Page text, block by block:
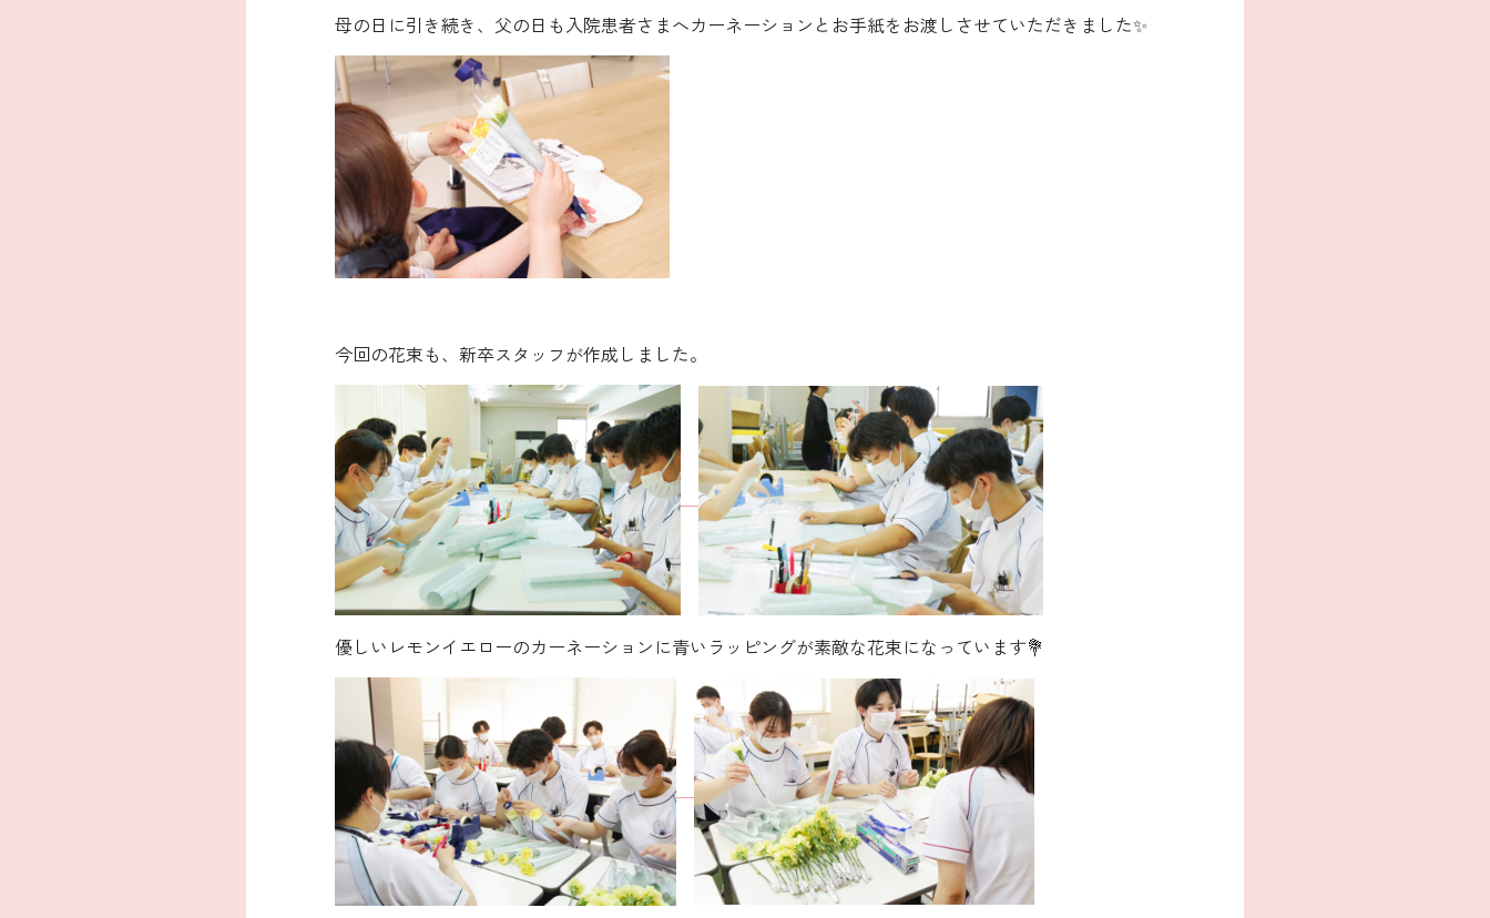
母の日に引き続き、父の日も入院患者さまへカーネーションとお手紙をお渡しさせていただきました✨
今回の花束も、新卒スタッフが作成しました。
優しいレモンイエローのカーネーションに青いラッピングが素敵な花束になっています💐